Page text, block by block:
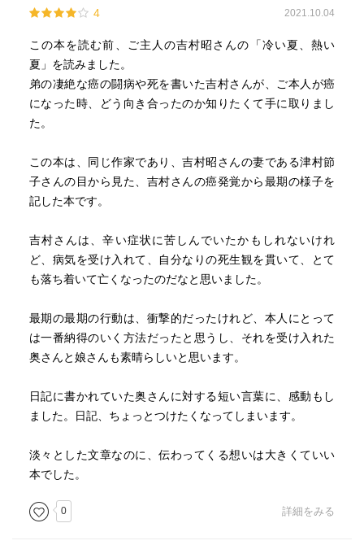
は、ひと時、夫との私的な時を過ごせた時間なのだろうと
思うと、二人の愛が嚙み合ったり、すれ違ったりするさま
は、どんな夫婦にも、どんな二人にも当てはまるのだろう
なぁと感慨を受けた。
4 2021.10.04
この本を読む前、ご主人の吉村昭さんの「冷い夏、熱い
夏」を読みました。
弟の凄絶な癌の闘病や死を書いた吉村さんが、ご本人が癌
になった時、どう向き合ったのか知りたくて手に取りまし
た。
この本は、同じ作家であり、吉村昭さんの妻である津村節
子さんの目から見た、吉村さんの癌発覚から最期の様子を
記した本です。
吉村さんは、辛い症状に苦しんでいたかもしれないけれ
ど、病気を受け入れて、自分なりの死生観を貫いて、とて
も落ち着いて亡くなったのだなと思いました。
最期の最期の行動は、衝撃的だったけれど、本人にとって
は一番納得のいく方法だったと思うし、それを受け入れた
奥さんと娘さんも素晴らしいと思います。
日記に書かれていた奥さんに対する短い言葉に、感動もし
ました。日記、ちょっとつけたくなってしまいます。
淡々とした文章なのに、伝わってくる想いは大きくていい
本でした。
0 詳細をみる